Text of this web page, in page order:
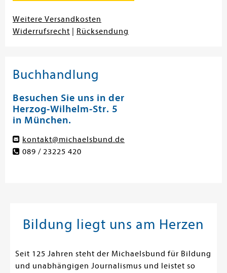
Weitere Versandkosten
Widerrufsrecht
Rücksendung
Buchhandlung
Besuchen Sie uns in der
Herzog-Wilhelm-Str. 5
in München.
kontakt@michaelsbund.de
089 / 23225 420
Bildung liegt uns am Herzen
Seit 125 Jahren steht der Michaelsbund für Bildung
und unabhängigen Journalismus und leistet so